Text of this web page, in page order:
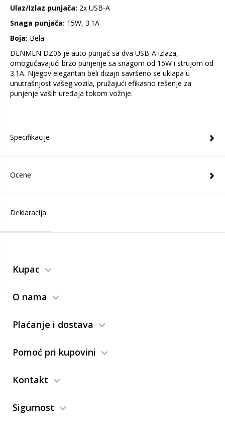
Ulaz/Izlaz punjača: 2x USB-A
Snaga punjača: 15W, 3.1A
Boja: Bela
DENMEN DZ06 je auto punjač sa dva USB-A izlaza,
omogućavajući brzo punjenje sa snagom od 15W i strujom od
3.1A. Njegov elegantan beli dizajn savršeno se uklapa u
unutrašnjost vašeg vozila, pružajući efikasno rešenje za
punjenje vaših uređaja tokom vožnje.
Specifikacije
Ocene
Deklaracija
Kupac
O nama
Plaćanje i dostava
Pomoć pri kupovini
Kontakt
Sigurnost